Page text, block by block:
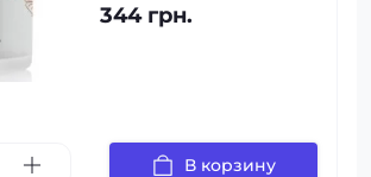
344 грн.
В корзину